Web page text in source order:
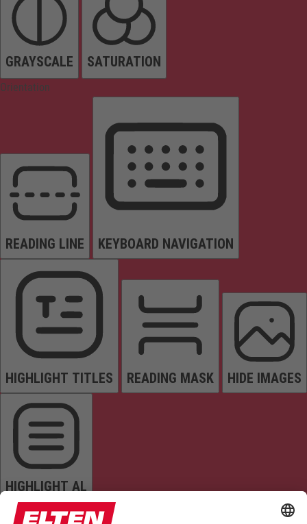
GRAYSCALE SATURATION
Orientation
READING LINE KEYBOARD NAVIGATION
HIGHLIGHT TITLES READING MASK HIDE IMAGES
HIGHLIGHT AL